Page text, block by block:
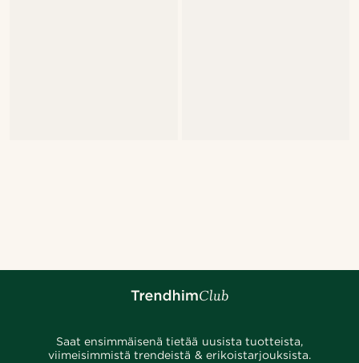
Saat ensimmäisenä tietää uusista tuotteista,
viimeisimmistä trendeistä & erikoistarjouksista.